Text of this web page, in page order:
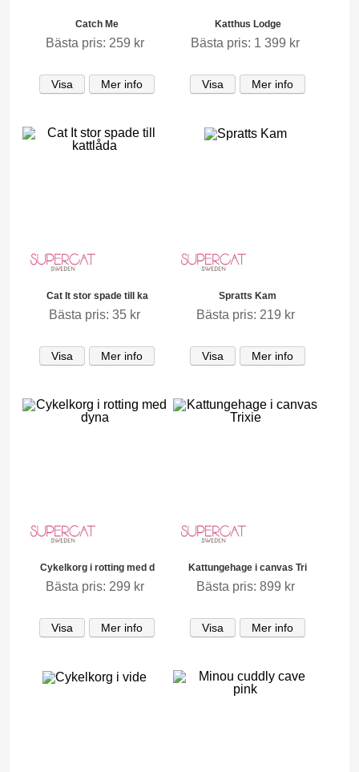
Catch Me
Bästa pris: 259 kr
Visa Mer info
Katthus Lodge
Bästa pris: 1 399 kr
Visa Mer info
Cat It stor spade till ka
Bästa pris: 35 kr
Visa Mer info
Spratts Kam
Bästa pris: 219 kr
Visa Mer info
Cykelkorg i rotting med d
Bästa pris: 299 kr
Visa Mer info
Kattungehage i canvas Tri
Bästa pris: 899 kr
Visa Mer info